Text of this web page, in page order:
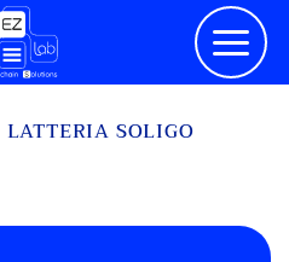
LATTERIA SOLIGO